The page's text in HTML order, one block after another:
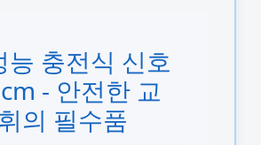
능 충전식 신호
- 안전한 교
의 필수품